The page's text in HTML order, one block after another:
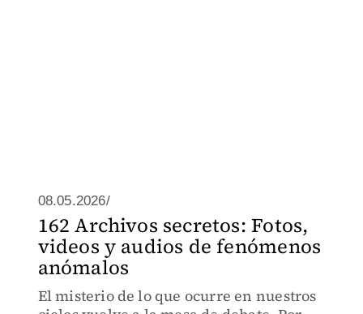
08.05.2026/
162 Archivos secretos: Fotos,
videos y audios de fenómenos
anómalos
El misterio de lo que ocurre en nuestros